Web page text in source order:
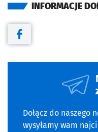
INFORMACJE
Otwiera się w nowej
Dołącz do naszego
wysyłamy wam